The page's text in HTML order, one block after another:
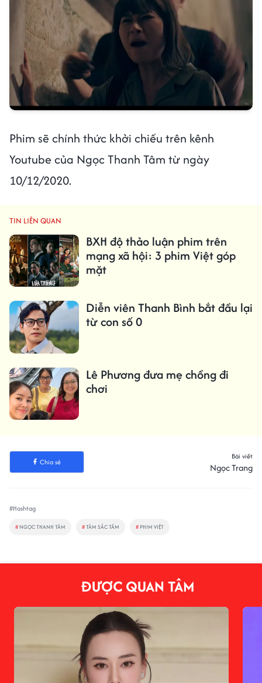
Phim sẽ chính thức khởi chiếu trên kênh
Youtube của Ngọc Thanh Tâm từ ngày
10/12/2020.
TIN LIÊN QUAN
BXH độ thảo luận phim trên
mạng xã hội: 3 phim Việt góp
mặt
Diễn viên Thanh Bình bắt đầu lại
từ con số 0
Lê Phương đưa mẹ chồng đi
chơi
Chia sẻ
Bài viết
Ngọc Trang
#Hashtag
# NGỌC THANH TÂM #TÂM SẮC TẤM # PHIM VIỆT
ĐƯỢC QUAN TÂM